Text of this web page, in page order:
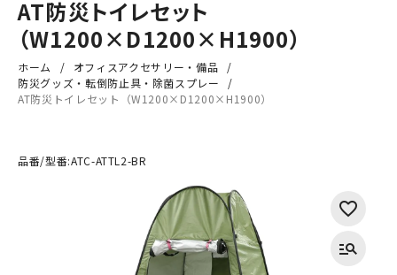
AT防災トイレセット
（W1200×D1200×H1900）
ホーム
オフィスアクセサリー・備品
防災グッズ・転倒防止具・除菌スプレー
AT防災トイレセット（W1200×D1200×H1900）
品番/型番:ATC-ATTL2-BR